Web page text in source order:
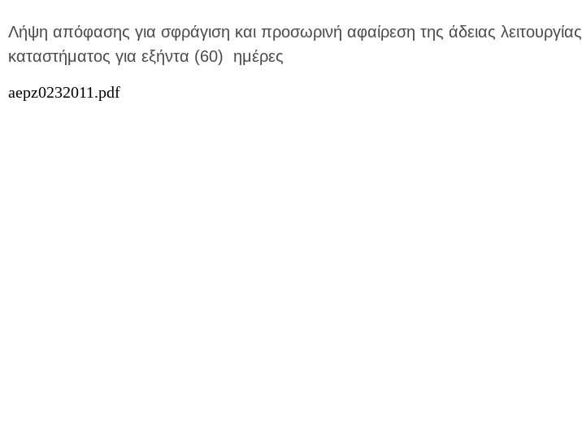
Λήψη απόφασης για σφράγιση και προσωρινή αφαίρεση της άδειας λειτουργίας
καταστήματος για εξήντα (60) ημέρες
aepz0232011.pdf